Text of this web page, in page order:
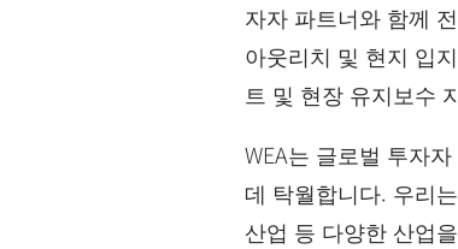
자자 파트너와 함께
아웃리치 및 현지 입
트 및 현장 유지보수
WEA는 글로벌 투자
데 탁월합니다. 우리
산업 등 다양한 산업